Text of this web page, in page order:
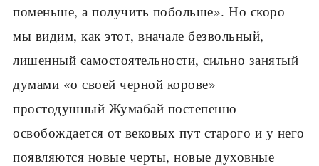
поменьше, а получить побольше». Но скоро
мы видим, как этот, вначале безвольный,
лишенный самостоятельности, сильно занятый
думами «о своей черной корове»
простодушный Жумабай постепенно
освобождается от вековых пут старого и у него
появляются новые черты, новые духовные